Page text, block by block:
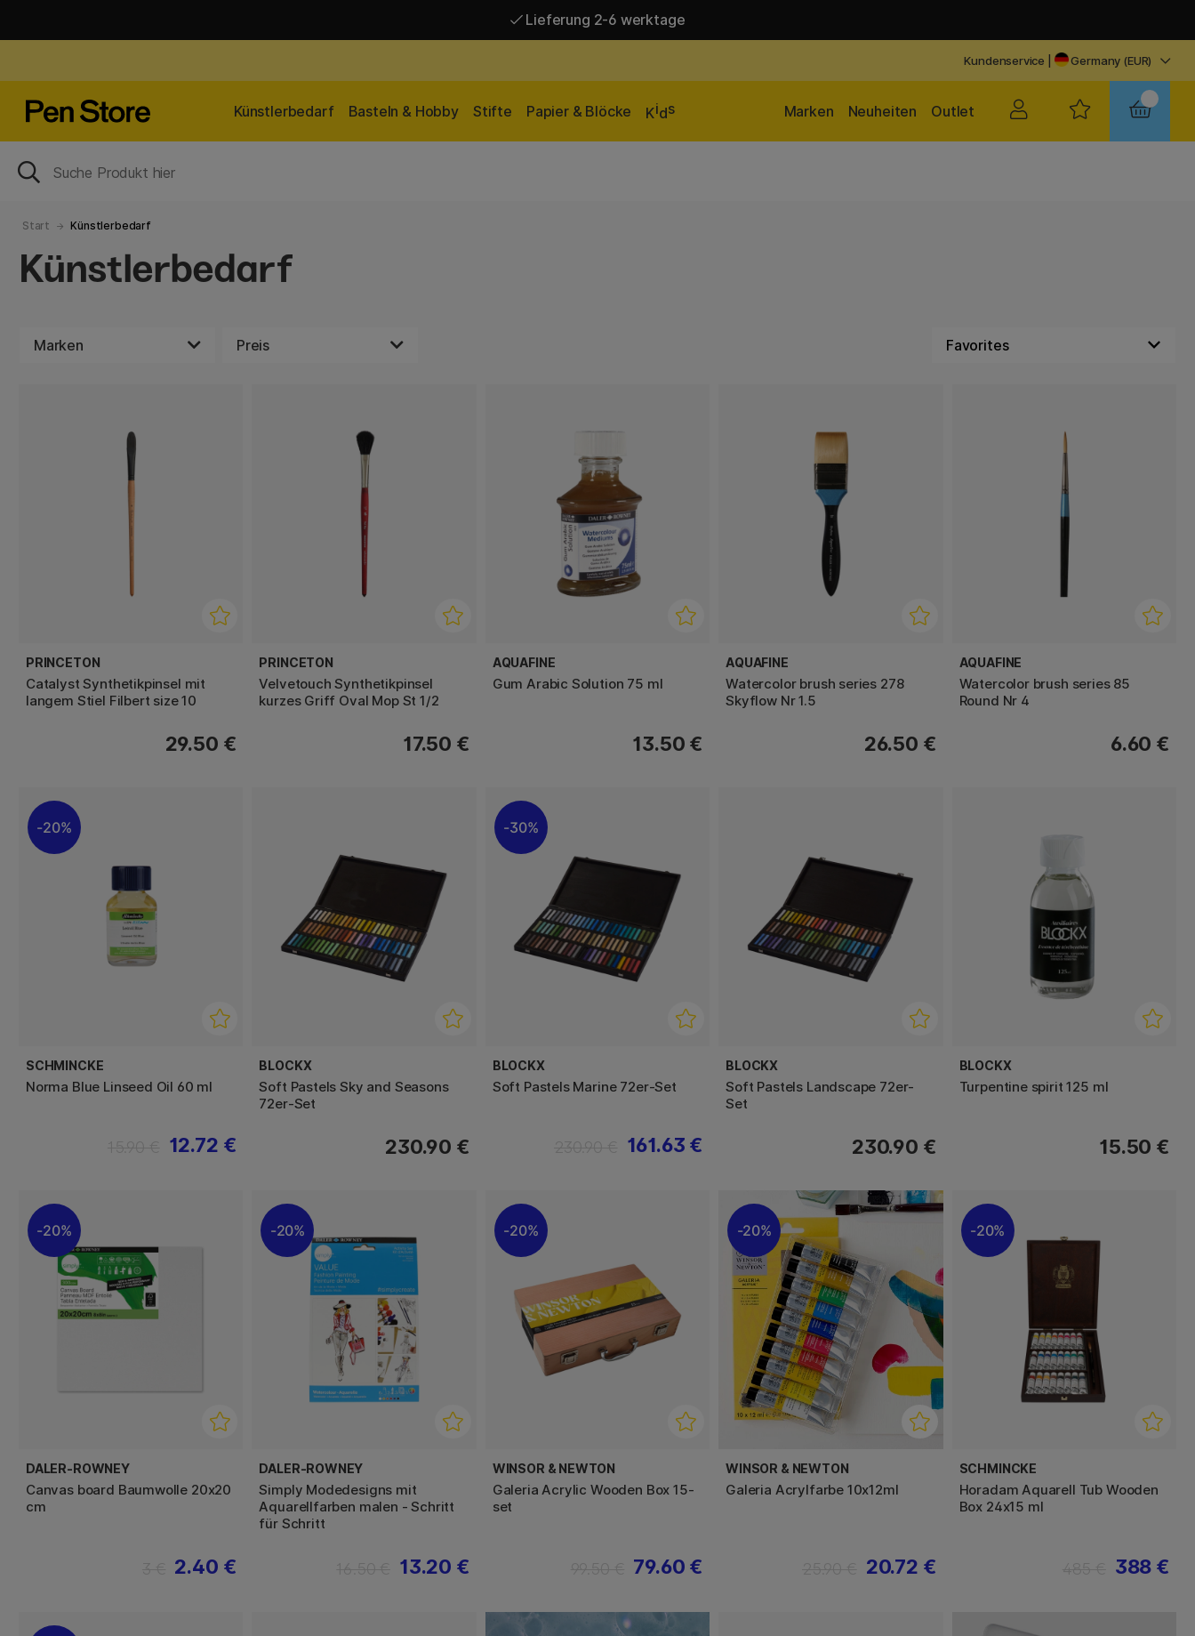
Lieferung 2-6 werktage
Kundenservice Germany (EUR)
Künstlerbedarf Basteln & Hobby Stifte Papier & Blöcke Kids Outlet
Neuheiten
Marken
Start Künstlerbedarf
Künstlerbedarf
Marken Preis
PRINCETON
Catalyst Synthetikpinsel mit
langem Stiel Filbert size 10
29.50 €
PRINCETON
Velvetouch Synthetikpinsel
kurzes Griff Oval Mop St 1/2
17.50 €
AQUAFINE
Gum Arabic Solution 75 ml
13.50 €
AQUAFINE
Watercolor brush series 278
Skyflow Nr 1.5
26.50 €
AQUAFINE
Watercolor brush series 85
Round Nr 4
6.60 €
20%
SCHMINCKE
Norma Blue Linseed Oil 60 ml
12.72 €
BLOCKX
Soft Pastels Sky and Seasons
72er-Set
230.90 €
30%
BLOCKX
Soft Pastels Marine 72er-Set
161.63 €
BLOCKX
Soft Pastels Landscape 72er-
Set
230.90 €
BLOCKX
Turpentine spirit 125 ml
15.50 €
20%
DALER-ROWNEY
Canvas board Baumwolle 20x20
cm
2.40 €
20%
DALER-ROWNEY
Simply Modedesigns mit
Aquarellfarben malen - Schritt
für Schritt
13.20 €
20%
WINSOR & NEWTON
Galeria Acrylic Wooden Box 15-
set
79.60 €
20%
WINSOR & NEWTON
Galeria Acrylfarbe 10x12ml
20.72 €
20%
SCHMINCKE
Horadam Aquarell Tub Wooden
Box 24x15 ml
388 €